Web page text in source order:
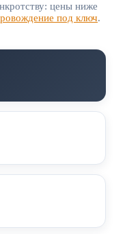
цены ниже
под ключ.